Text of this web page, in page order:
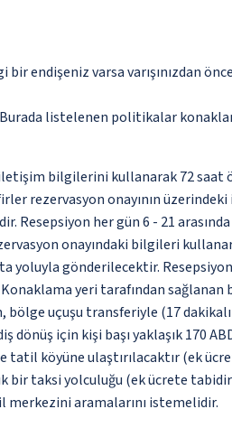
endişeniz varsa varışınızdan
listelenen politikalar
bilgilerini kullanarak 72 saat
rezervasyon onayının
her gün 6 - 21 arasında
onayındaki bilgileri
yoluyla gönderilecektir. Resepsiyon
yeri tarafından sağlanan
bölge uçuşu transferiyle (17
için kişi başı yaklaşık 170
köyüne ulaştırılacaktır (ek
bir taksi yolculuğu (ek ücrete
merkezini aramalarını istemelidir.